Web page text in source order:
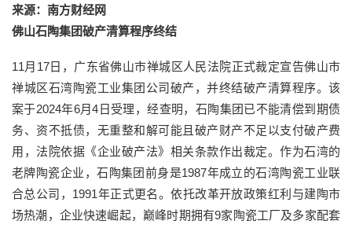
来源：南方财经网
佛山石陶集团破产清算程序终结
11月17日，广东省佛山市禅城区人民法院正式裁定宣告佛山市
禅城区石湾陶瓷工业集团公司破产，并终结破产清算程序。该
案于2024年6月4日受理，经查明，石陶集团已不能清偿到期债
务、资不抵债，无重整和解可能且破产财产不足以支付破产费
用，法院依据《企业破产法》相关条款作出裁定。作为石湾的
老牌陶瓷企业，石陶集团前身是1987年成立的石湾陶瓷工业联
合总公司，1991年正式更名。依托改革开放政策红利与建陶市
场热潮，企业快速崛起，巅峰时期拥有9家陶瓷工厂及多家配套